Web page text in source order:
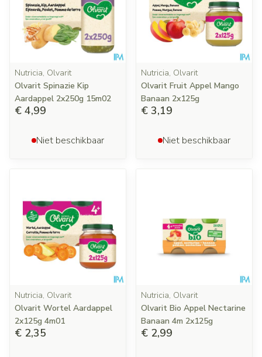
Nutricia, Olvarit
Olvarit Spinazie Kip
Aardappel 2x250g 15m02
€ 4,99
Niet beschikbaar
Nutricia, Olvarit
Olvarit Fruit Appel Mango
Banaan 2x125g
€ 3,19
Niet beschikbaar
Nutricia, Olvarit
Olvarit Wortel Aardappel
2x125g 4m01
€ 2,35
Nutricia, Olvarit
Olvarit Bio Appel Nectarine
Banaan 4m 2x125g
€ 2,99